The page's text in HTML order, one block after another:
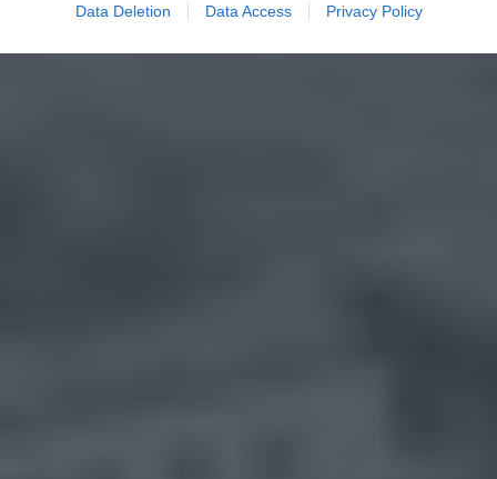
Data Deletion Data Access Privacy Policy